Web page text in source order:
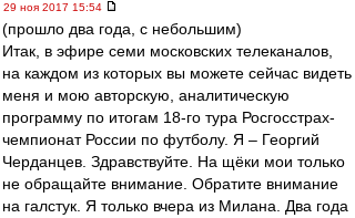
29 ноя 2017 15:54
(прошло два года, с небольшим)
Итак, в эфире семи московских телеканалов,
на каждом из которых вы можете сейчас видеть
меня и мою авторскую, аналитическую
программу по итогам 18-го тура Росгосстрах-
чемпионат России по футболу. Я – Георгий
Черданцев. Здравствуйте. На щёки мои только
не обращайте внимание. Обратите внимание
на галстук. Я только вчера из Милана. Два года